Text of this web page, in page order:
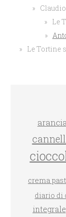
Claudio
Le
Le Tortine
crema
diario di
integrale